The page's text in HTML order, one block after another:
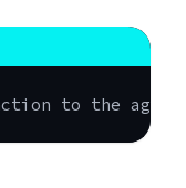
to the